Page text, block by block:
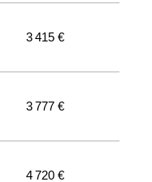
3 415 €
3 777 €
4 720 €